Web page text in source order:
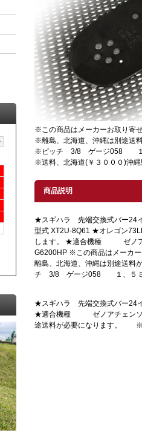
※この商品はメーカーお取り寄
※離島、北海道、沖縄は別途
※ピッチ 3/8 ゲージ058 １
※送料、北海道(￥３０００)沖
商品説明
★スギハラ 先端交換式バー24
型式 XT2U-8Q61 ★オレゴン
します。 ★適合機種 ゼノア
G6200HP ※この商品はメーカ
離島、北海道、沖縄は別途送
チ 3/8 ゲージ058 １、５
★スギハラ 先端交換式バー24
★適合機種 ゼノアチェンソー
途送料が必要になります